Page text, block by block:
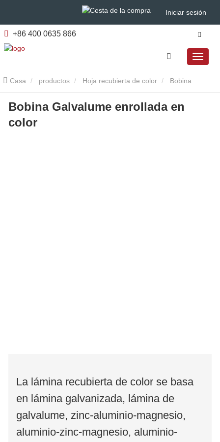
Iniciar sesión
+86 400 0635 866
Casa productos Hoja recubierta de color
Galvalume enrollada en color
Bobina Galvalume enrollada en
color
La lámina recubierta de color se basa
en lámina galvanizada, lámina de
galvalume, zinc-aluminio-magnesio,
aluminio-zinc-magnesio, aluminio-